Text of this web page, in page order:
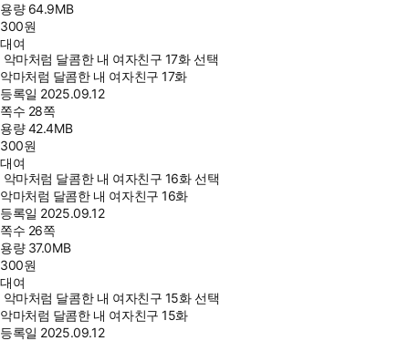
용량 64.9MB
300원
대여
악마처럼 달콤한 내 여자친구 17화 선택
악마처럼 달콤한 내 여자친구 17화
등록일 2025.09.12
쪽수 28쪽
용량42.4MB
300원
대여
악마처럼 달콤한 내 여자친구 16화 선택
악마처럼 달콤한 내 여자친구 16화
등록일 2025.09.12
쪽수 26쪽
용량 37.0MB
300원
대여
악마처럼 달콤한 내 여자친구 15화 선택
악마처럼 달콤한 내 여자친구 15화
등록일 2025.09.12